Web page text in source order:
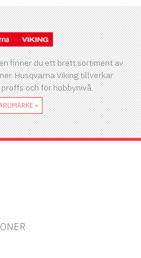
finner du ett brett sortiment av
Husqvarna Viking tillverkar
och för hobbynivå.
»